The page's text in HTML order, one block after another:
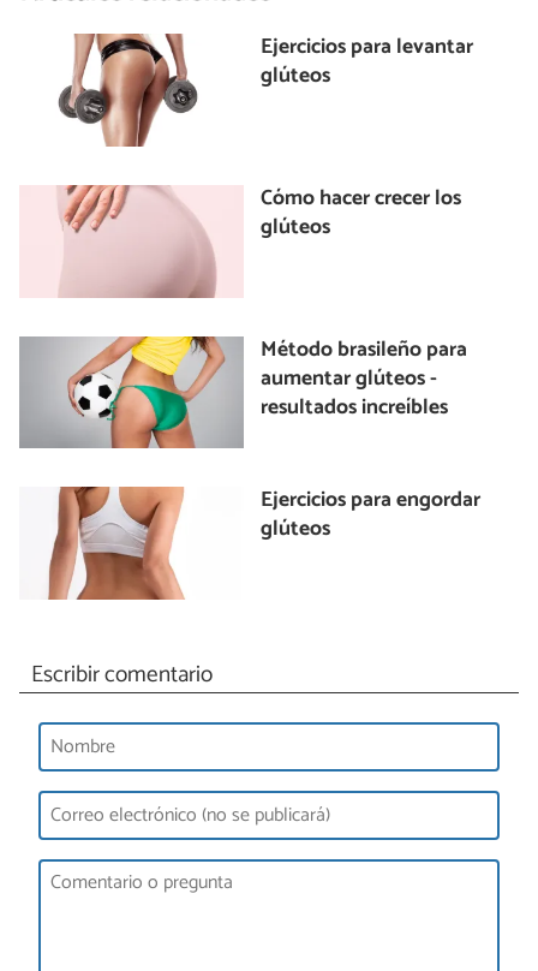
Ejercicios para levantar
glúteos
Cómo hacer crecer los
glúteos
Método brasileño para
aumentar glúteos -
resultados increíbles
Ejercicios para engordar
glúteos
Escribir comentario